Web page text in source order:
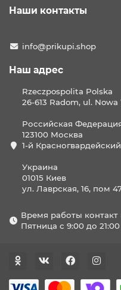
Наши контакты
info@prikupi.shop
Наш адрес
Rzeczpospolita Polska
26-613 Radom, ul.
Российская
123100 Москва
1-й
Украина
01015 Киев
ул. Лаврская, 16, пом
Время работы
Пятница с 9:00 до 21:00